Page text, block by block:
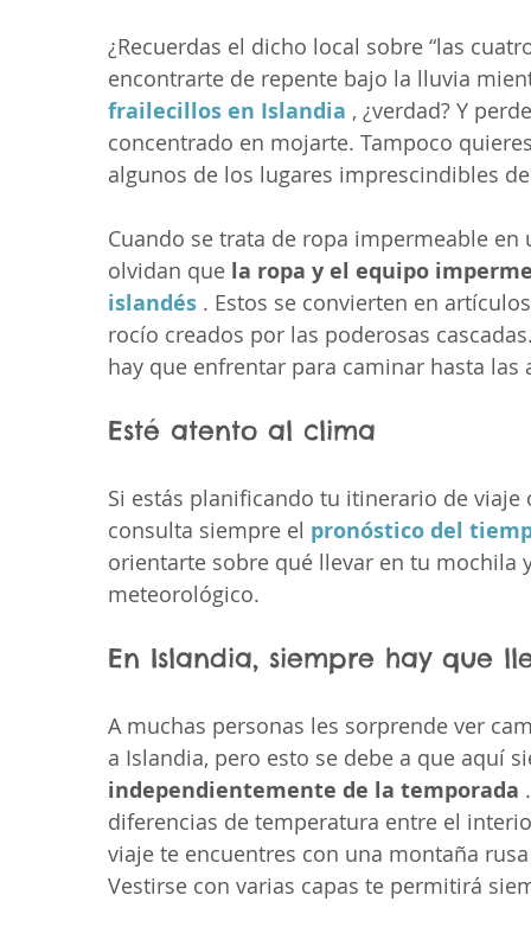
¿Recuerdas el dicho local sobre “las
encontrarte de repente bajo la lluvia
frailecillos en Islandia , ¿verdad? Y
concentrado en mojarte. Tampoco
algunos de los lugares imprescindibles
Cuando se trata de ropa impermeable
olvidan que la ropa y el equipo
islandés . Estos se convierten en
rocío creados por las poderosas
hay que enfrentar para caminar hasta las
Esté atento al clima
Si estás planificando tu itinerario de
consulta siempre el pronóstico del
orientarte sobre qué llevar en tu
meteorológico.
En Islandia, siempre hay que
A muchas personas les sorprende ver
a Islandia, pero esto se debe a que aquí
independientemente de la temporada
diferencias de temperatura entre el
viaje te encuentres con una montaña
Vestirse con varias capas te permitirá